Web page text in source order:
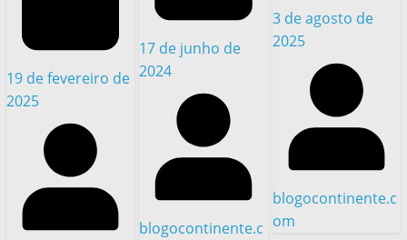
19 de fevereiro de
2025
17 de junho de
2024
blogocontinente.c
3 de agosto de
2025
blogocontinente.c
om